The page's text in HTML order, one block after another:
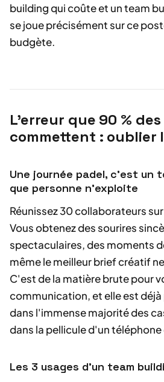
building qui coûte et un team
se joue précisément sur ce
budgète.
L'erreur que 90 %
commettent : oublier
Une journée padel, c'est un
que personne n'exploite
Réunissez 30 collaborateurs
Vous obtenez des sourires
spectaculaires, des moments
même le meilleur brief créatif
C'est de la matière brute pour
communication, et elle est
dans l'immense majorité des
dans la pellicule d'un
Les 3 usages d'un team